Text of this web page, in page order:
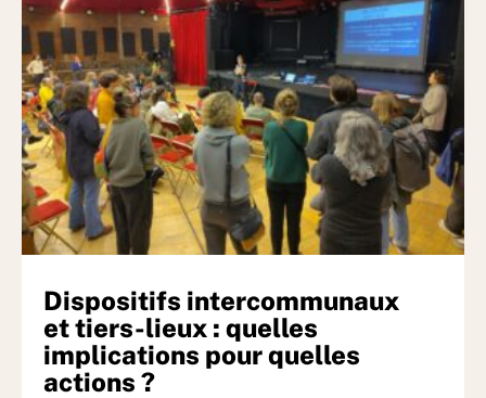
Dispositifs intercommunaux
et tiers-lieux : quelles
implications pour quelles
actions ?